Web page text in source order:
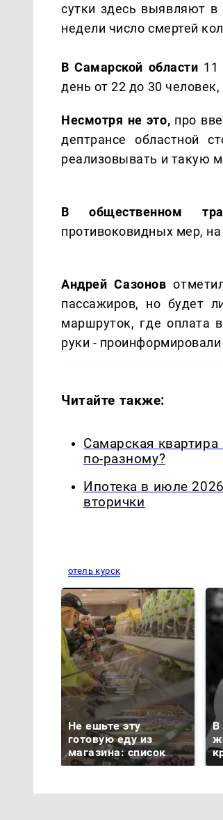
сутки здесь выявляют
недели число смертей
В Самарской области 11
день от 22 до 30
Несмотря не это, про
дептрансе областной
реализовывать и такую
В общественном
противоковидных мер,
Андрей Сазонов
пассажиров, но будет
маршруток, где оплата
руки - проинформировали
Читайте также:
Самарская
по-разному?
Ипотека в июле
вторички
отель курск
Не ешьте эту
готовую еду из
магазина: список
В